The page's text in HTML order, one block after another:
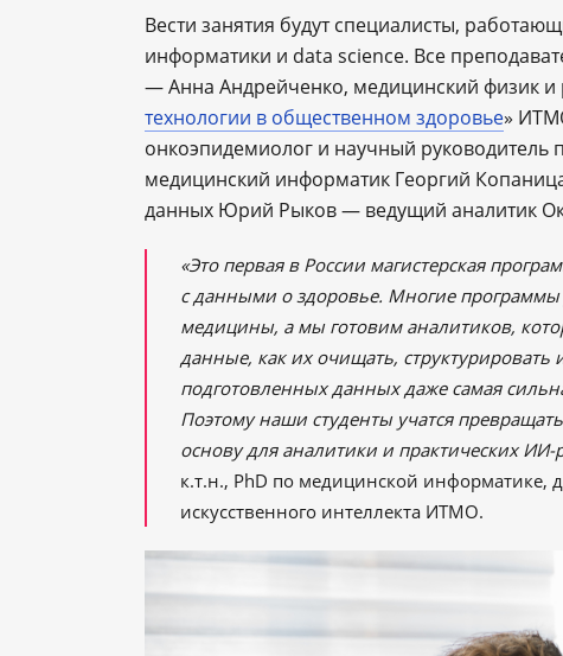
Вести занятия будут специалисты,
информатики и data science. Все
— Анна Андрейченко, медицинский физик и
технологии в общественном здоровье»
онкоэпидемиолог и научный руководитель
медицинский информатик Георгий
данных Юрий Рыков — ведущий аналитик
«Это первая в России магистерская
с данными о здоровье. Многие
медицины, а мы готовим аналитиков,
данные, как их очищать, структурировать
подготовленных данных даже самая
Поэтому наши студенты учатся
основу для аналитики и практических
к.т.н., PhD по медицинской информатике,
искусственного интеллекта ИТМО.